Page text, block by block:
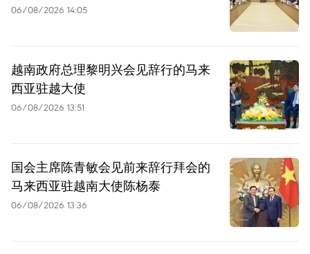
06/08/2026 14:05
越南政府总理黎明兴会见辞行的马来
西亚驻越大使
06/08/2026 13:51
国会主席陈青敏会见前来辞行拜会的
马来西亚驻越南大使陈杨泰
06/08/2026 13:36